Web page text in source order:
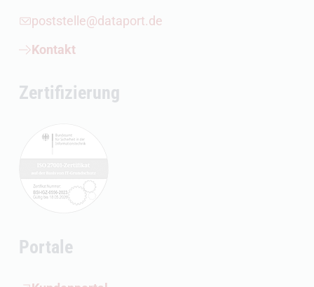
poststelle@dataport.de
Kontakt
Zertifizierung
Portale